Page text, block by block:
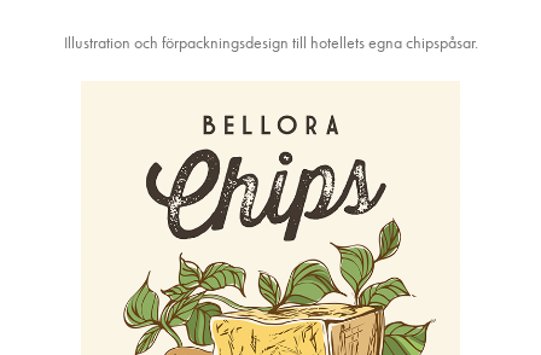
Illustration och förpackningsdesign till hotellets egna chipspåsar.